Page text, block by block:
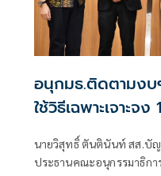
อนุกมธ.ติดตามงบ
ใช้วิธีเฉพาะเจาะจ
ประเทศ เอื้อทุจริ
นายวิสุทธิ์ ตันตินันท์ สส.บั
ประธานคณะอนุกรรมาธิก